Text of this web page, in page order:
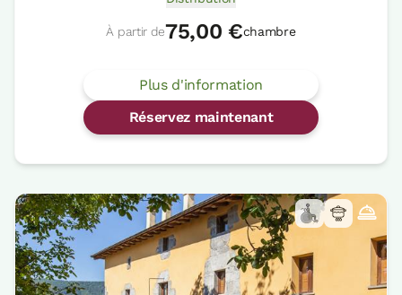
À partir de75,00 €chambre
Plus d'information
Réservez maintenant